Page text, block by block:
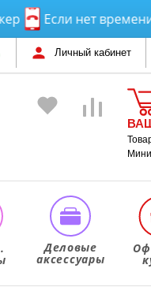
Если нет времени на
Личный кабинет
Деловые
аксессуары